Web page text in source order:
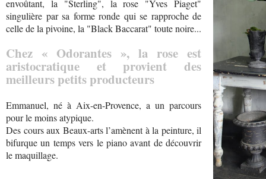
envoûtant, la "Sterling", la rose "Yves Piaget"
singulière par sa forme ronde qui se rapproche de
celle de la pivoine, la "Black Baccarat" toute noire...
Chez « Odorantes », la rose est
aristocratique et provient des
meilleurs petits producteurs
Emmanuel, né à Aix-en-Provence, a un parcours
pour le moins atypique.
Des cours aux Beaux-arts l’amènent à la peinture, il
bifurque un temps vers le piano avant de découvrir
le maquillage.